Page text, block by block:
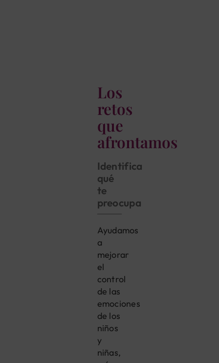
Los
retos
que
afrontamos
Identifica
qué
te
preocupa
Ayudamos
a
mejorar
el
control
de las
emociones
de los
niños
y
niñas,